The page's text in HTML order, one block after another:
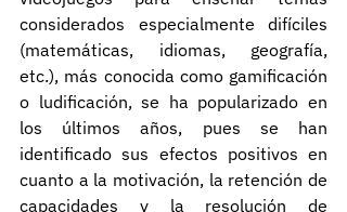
considerados especialmente difíciles
(matemáticas, idiomas, geografía,
etc.), más conocida como gamificación
o ludificación, se ha popularizado en
los últimos años, pues se han
identificado sus efectos positivos en
cuanto a la motivación, la retención de
capacidades y la resolución de